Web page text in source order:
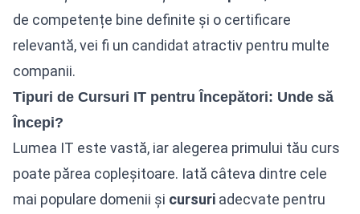
de competențe bine definite și o certificare
relevantă, vei fi un candidat atractiv pentru multe
companii.
Tipuri de Cursuri IT pentru Începători: Unde să
Începi?
Lumea IT este vastă, iar alegerea primului tău curs
poate părea copleșitoare. Iată câteva dintre cele
mai populare domenii și cursuri adecvate pentru